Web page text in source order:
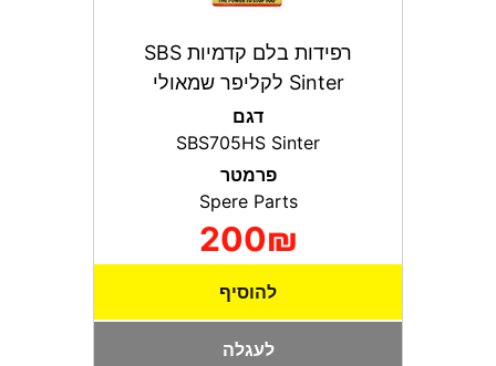
רפידות בלם קדמיות SBS
Sinter לקליפר שמאולי
דגם
SBS705HS Sinter
פרמטר
Spere Parts
200₪
להוסיף
לעגלה